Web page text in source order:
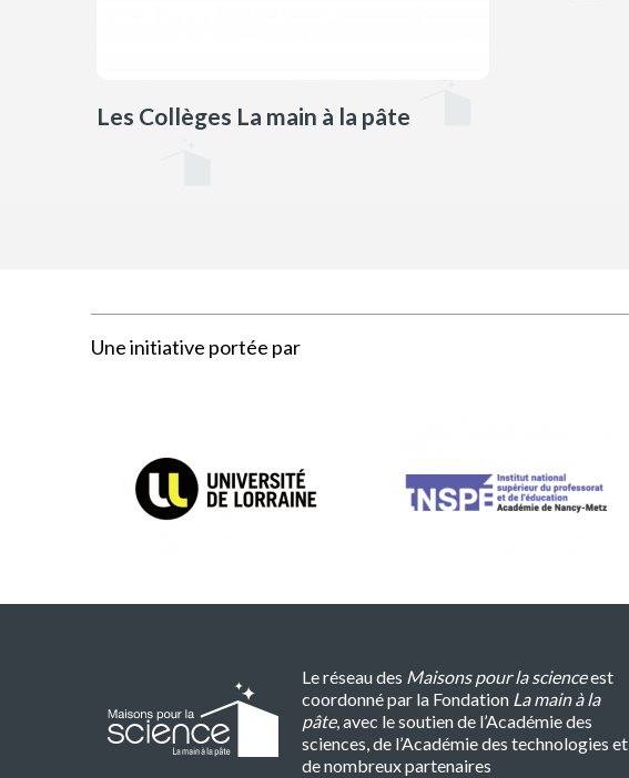
Les Collèges La main à la pâte
Une initiative portée par
Le réseau des Maisons pour la scienceest
coordonné par la Fondation La main à la
pâte, avec le soutien de l’Académie des
sciences, de l’Académie des technologies et
de nombreux partenaires